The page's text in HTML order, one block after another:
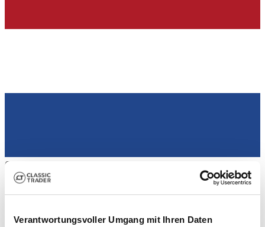
Verantwortungsvoller Umgang mit Ihren Daten
Commerçant